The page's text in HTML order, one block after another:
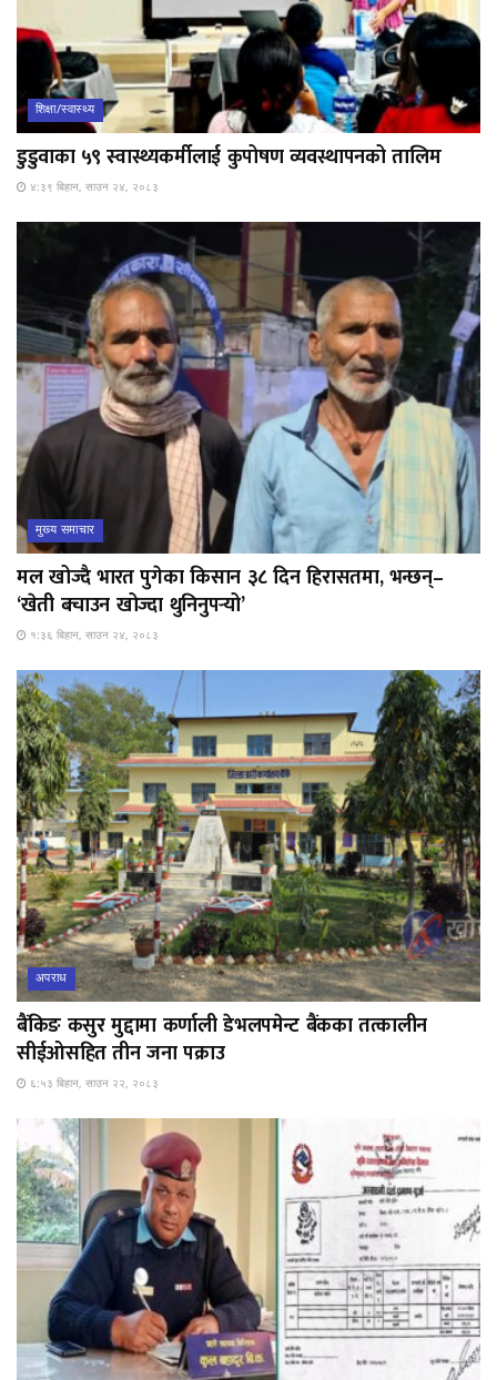
शिक्षा/स्वास्थ्य
डुडुवाका ५९ स्वास्थ्यकर्मीलाई कुपोषण व्यवस्थापनको तालिम
४:३९ बिहान, साउन २४, २०८३
मुख्य समाचार
मल खोज्दै भारत पुगेका किसान ३८ दिन हिरासतमा, भन्छन्–
‘खेती बचाउन खोज्दा थुनिनुपर्‍यो’
१:३६ बिहान, साउन २४, २०८३
अपराध
बैंकिङ कसुर मुद्दामा कर्णाली डेभलपमेन्ट बैंकका तत्कालीन
सीईओसहित तीन जना पक्राउ
६:५३ बिहान, साउन २२, २०८३